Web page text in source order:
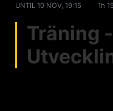
UNTIL 10 NOV, 19:15 1h
Träning -